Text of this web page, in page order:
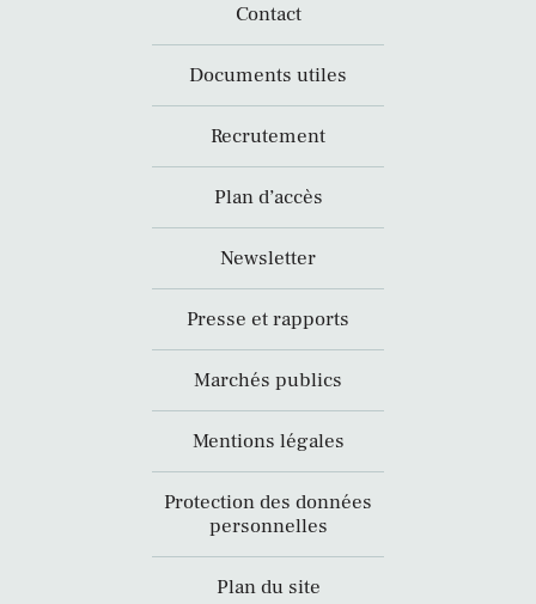
Contact
Documents utiles
Recrutement
Plan d’accès
Newsletter
Presse et rapports
Marchés publics
Mentions légales
Protection des données
personnelles
Plan du site